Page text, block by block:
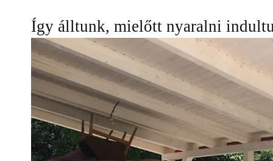
Így álltunk, mielőtt nyaralni